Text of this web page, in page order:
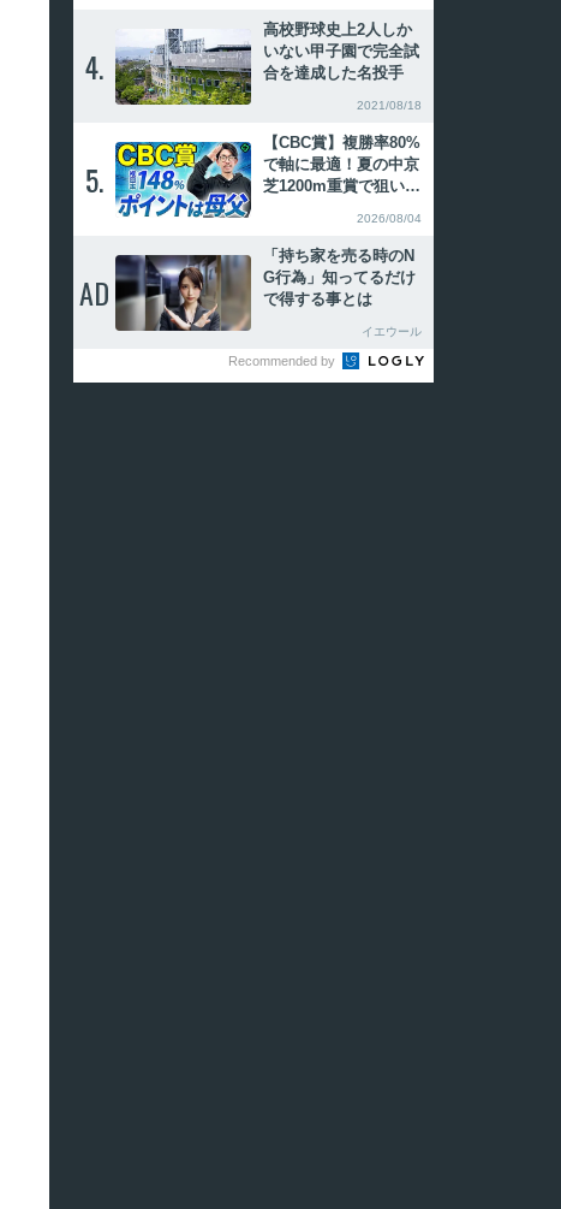
4.
高校野球史上2人しか
いない甲子園で完全試
合を達成した名投手
2021/08/18
5.
【CBC賞】複勝率80%
で軸に最適！夏の中京
芝1200m重賞で狙いた
2026/08/04
AD
「持ち家を売る時のN
G行為」知ってるだけ
で得する事とは
イエウール
Recommended by